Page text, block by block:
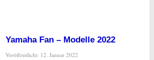
Yamaha Fan – Modelle 2022
Veröffentlicht: 12. Januar 2022